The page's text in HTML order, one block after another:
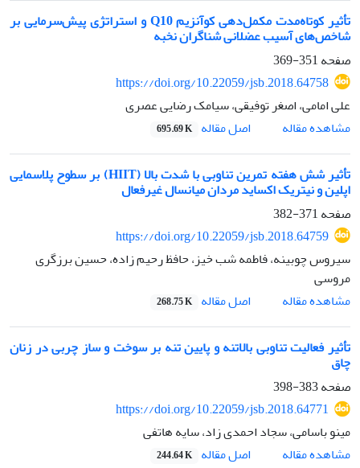
تأثیر کوتاه‌مدت مکمل‌دهی کوآنزیم Q10 و استراتژی پیش‌سرمایی بر
شاخص‌های آسیب عضلانی شناگران نخبه‌
صفحه351-369
https://doi.org/10.22059/jsb.2018.64758
علی امامی، اصغر توفیقی، سیامک رضایی عصری
مشاهده مقاله
اصل مقاله 695.69 K
تأثیر شش هفته تمرین تناوبی با شدت بالا (HIIT) بر سطوح پلاسمایی
اپلین و نیتریک اکساید مردان میانسال غیرفعال
صفحه371-382
https://doi.org/10.22059/jsb.2018.64759
سیروس چوبینه، فاطمه شب خیز، حافظ رحیم زاده، حسین برزگری
مروسی
مشاهده مقاله
اصل مقاله 268.75 K
تأثیر فعالیت تناوبی بالاتنه و پایین تنه بر سوخت و ساز چربی در زنان
چاق
صفحه383-398
https://doi.org/10.22059/jsb.2018.64771
مینو باسامی، سجاد احمدی زاد، سایه هاتفی
مشاهده مقاله
اصل مقاله 244.64 K